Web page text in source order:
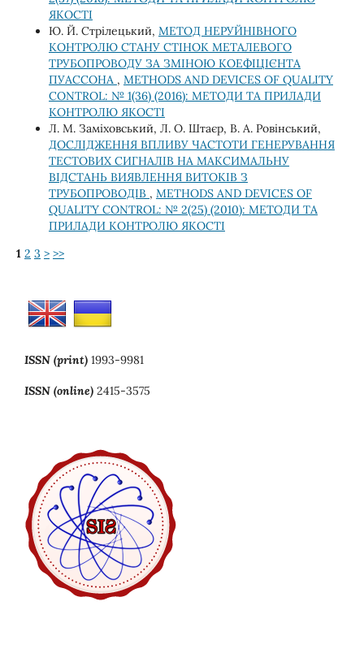
ЯКОСТІ
Ю. Й. Стрілецький, МЕТОД НЕРУЙНІВНОГО
КОНТРОЛЮ СТАНУ СТІНОК МЕТАЛЕВОГО
ТРУБОПРОВОДУ ЗА ЗМІНОЮ КОЕФІЦІЄНТА
ПУАССОНА , METHODS AND DEVICES OF QUALITY
CONTROL: № 1(36) (2016): МЕТОДИ ТА ПРИЛАДИ
КОНТРОЛЮ ЯКОСТІ
Л. М. Заміховський, Л. О. Штаєр, В. А. Ровінський,
ДОСЛІДЖЕННЯ ВПЛИВУ ЧАСТОТИ ГЕНЕРУВАННЯ
ТЕСТОВИХ СИГНАЛІВ НА МАКСИМАЛЬНУ
ВІДСТАНЬ ВИЯВЛЕННЯ ВИТОКІВ З
ТРУБОПРОВОДІВ , METHODS AND DEVICES OF
QUALITY CONTROL: № 2(25) (2010): МЕТОДИ ТА
ПРИЛАДИ КОНТРОЛЮ ЯКОСТІ
1 2 3 > >>
ISSN (print) 1993-9981
ISSN (online) 2415-3575